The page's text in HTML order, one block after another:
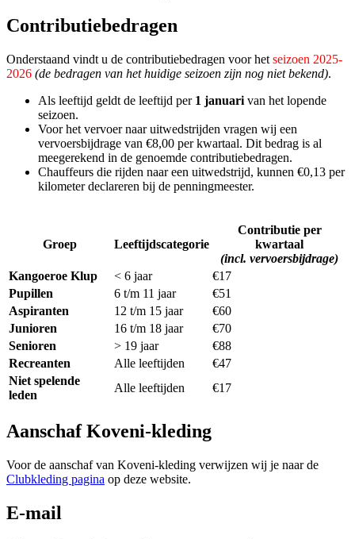
Contributiebedragen
Onderstaand vindt u de contributiebedragen voor het seizoen 2025-
2026 (de bedragen van het huidige seizoen zijn nog niet bekend).
Als leeftijd geldt de leeftijd per 1 januari van het lopende
seizoen.
Voor het vervoer naar uitwedstrijden vragen wij een
vervoersbijdrage van €8,00 per kwartaal. Dit bedrag is al
meegerekend in de genoemde contributiebedragen.
Chauffeurs die rijden naar een uitwedstrijd, kunnen €0,13 per
kilometer declareren bij de penningmeester.
Groep Leeftijdscategorie
Contributie per
kwartaal
(incl. vervoersbijdrage)
Kangoeroe Klup
< 6 jaar
€17
Pupillen
6 t/m 11 jaar
€51
Aspiranten
12 t/m 15 jaar
€60
Junioren
16 t/m 18 jaar
€70
Senioren
> 19 jaar
€88
Recreanten
Alle leeftijden
€47
Niet spelende
leden
Alle leeftijden €17
Aanschaf Koveni-kleding
Voor de aanschaf van Koveni-kleding verwijzen wij je naar de
Clubkleding pagina op deze website.
E-mail